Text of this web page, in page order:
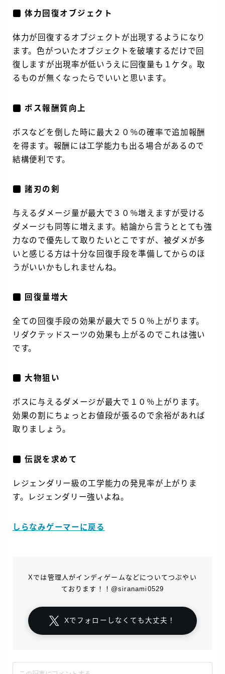
体力回復オブジェクト
体力が回復するオブジェクトが出現するようになり
ます。色がついたオブジェクトを破壊するだけで回
復しますが出現率が低いうえに回復量も１ケタ。取
るものが無くなったらでいいと思います。
ボス報酬質向上
ボスなどを倒した時に最大２０％の確率で追加報酬
を得ます。報酬には工学能力も出る場合があるので
結構便利です。
諸刃の剣
与えるダメージ量が最大で３０％増えますが受ける
ダメージも同等に増えます。結論から言うととても強
力なので優先して取りたいとこですが、被ダメが多
いと感じる方は十分な回復手段を準備してからのほ
うがいいかもしれませんね。
回復量増大
全ての回復手段の効果が最大で５０％上がります。
リダクテッドスーツの効果も上がるのでこれは強い
です。
大物狙い
ボスに与えるダメージが最大で１０％上がります。
効果の割にちょっとお値段が張るので余裕があれば
取りましょう。
伝説を求めて
レジェンダリー級の工学能力の発見率が上がりま
す。レジェンダリー強いよね。
しらなみゲーマーに戻る
Xでは管理人がインディゲームなどについてつぶやい
ております！！@siranami0529
Xでフォローしなくても大丈夫！